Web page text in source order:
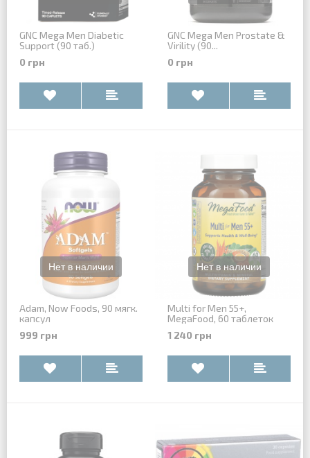
GNC Mega Men Diabetic
Support (90 таб.)
0 грн
GNC Mega Men Prostate &
Virility (90...
0 грн
Adam, Now Foods, 90 мягк.
капсул
999 грн
Multi for Men 55+,
MegaFood, 60 таблеток
1 240 грн